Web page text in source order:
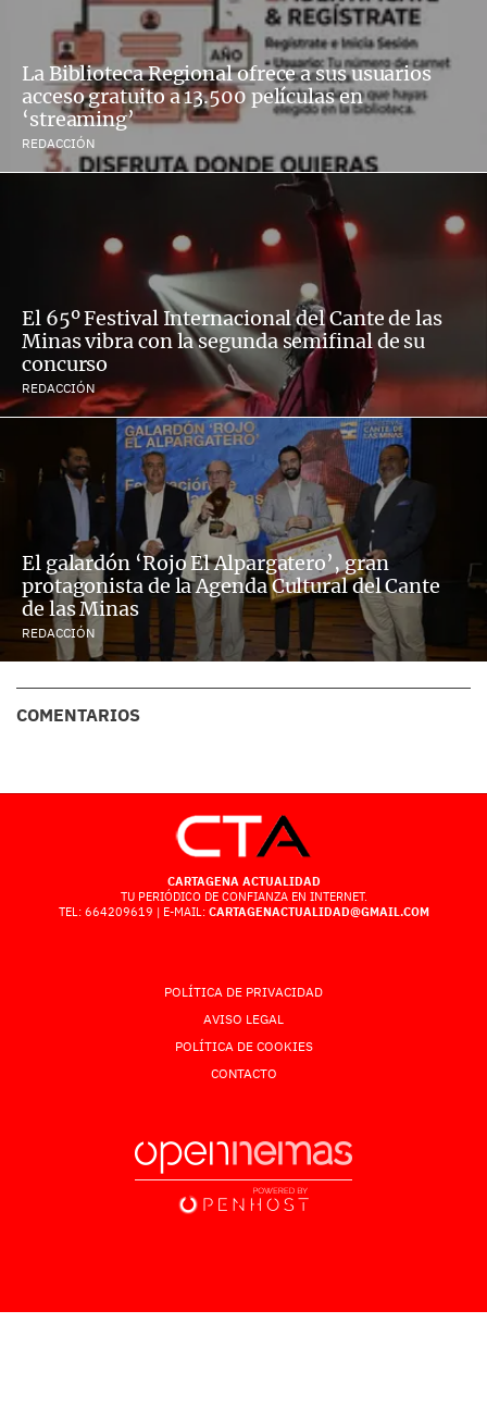
La Biblioteca Regional ofrece a sus usuarios
acceso gratuito a 13.500 películas en
‘streaming’
REDACCIÓN
El 65º Festival Internacional del Cante de las
Minas vibra con la segunda semifinal de su
concurso
REDACCIÓN
El galardón ‘Rojo El Alpargatero’, gran
protagonista de la Agenda Cultural del Cante
de las Minas
REDACCIÓN
COMENTARIOS
CARTAGENA ACTUALIDAD
TU PERIÓDICO DE CONFIANZA EN INTERNET.
TEL: 664209619 | E-MAIL: CARTAGENACTUALIDAD@GMAIL.COM
POLÍTICA DE PRIVACIDAD
AVISO LEGAL
POLÍTICA DE COOKIES
CONTACTO